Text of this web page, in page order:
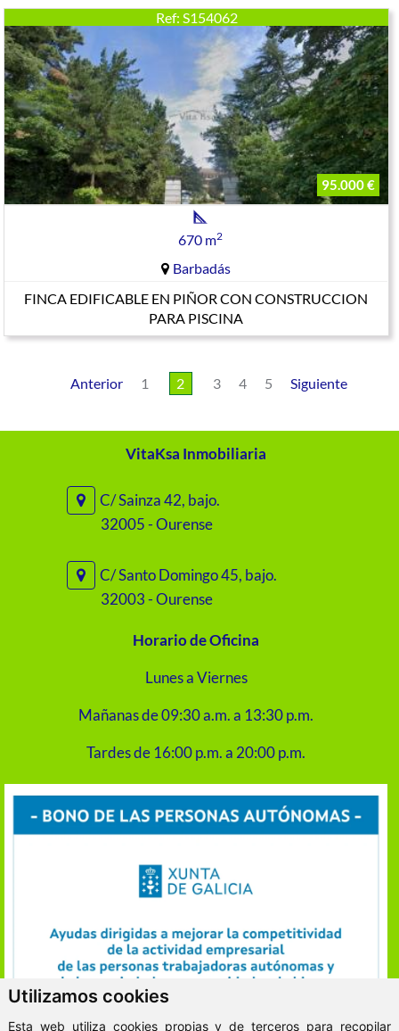
Utilizamos cookies
Esta web utiliza cookies propias y de terceros para recopilar
Ref: S154062
95.000 €
670 m2
Barbadás
FINCA EDIFICABLE EN PIÑOR CON CONSTRUCCION
PARA PISCINA
Anterior 1 2 3 4 5 Siguiente
VitaKsa Inmobiliaria
C/ Sainza 42, bajo.
32005 - Ourense
C/ Santo Domingo 45, bajo.
32003 - Ourense
Horario de Oficina
Lunes a Viernes
Mañanas de 09:30 a.m. a 13:30 p.m.
Tardes de 16:00 p.m. a 20:00 p.m.